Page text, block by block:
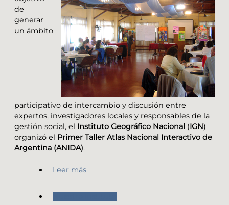
de
generar
un ámbito
participativo de intercambio y discusión entre
expertos, investigadores locales y responsables de la
gestión social, el Instituto Geográfico Nacional (IGN)
organizó el Primer Taller Atlas Nacional Interactivo de
Argentina (ANIDA).
Leer más